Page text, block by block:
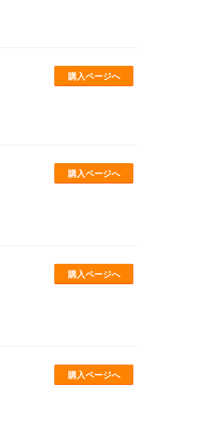
購入ページへ
購入ページへ
購入ページへ
購入ページへ